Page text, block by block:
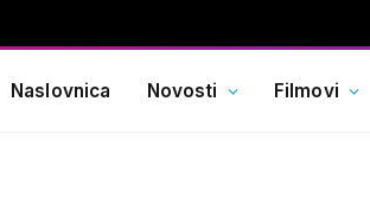
Naslovnica Novosti Filmovi